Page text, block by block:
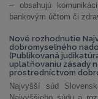
– obsahujú
bankovým účtom či
Nové rozhodnutie
dobromyseľného
(Publikovaná
uplatňovaniu zásady
prostredníctvom
Najvyšší súd